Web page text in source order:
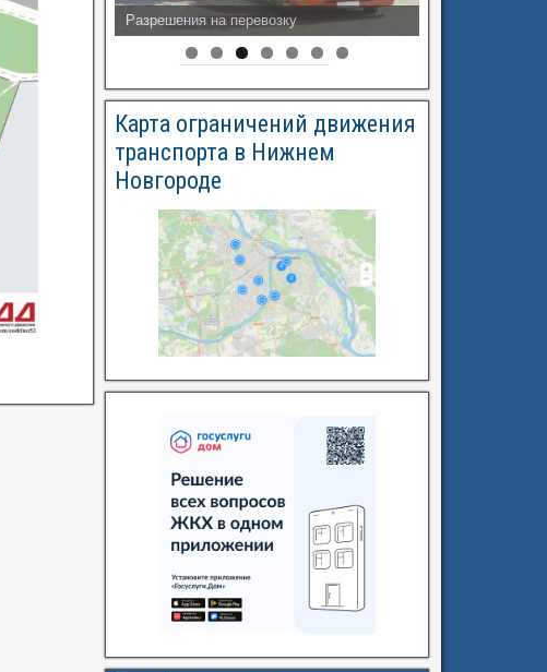
Разрешения на перевозку
Карта ограничений движения
транспорта в Нижнем
Новгороде